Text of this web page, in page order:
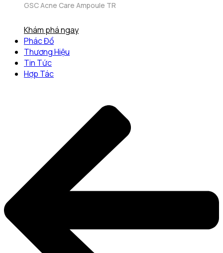
GSC Acne Care Ampoule TR
Khám phá ngay
Phác Đồ
Thương Hiệu
Tin Tức
Hợp Tác